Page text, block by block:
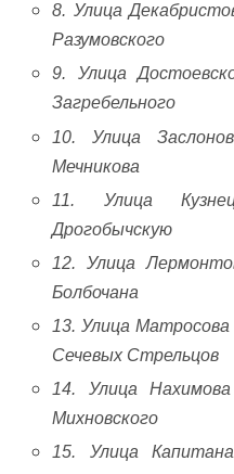
8. Улица
Разумовского
9. Улица
Загребельного
10. Улица
Мечникова
11. Улица
Дрогобычскую
12. Улица
Болбочана
13. Улица
Сечевых Стрельцов
14. Улица
Михновского
15. Улица